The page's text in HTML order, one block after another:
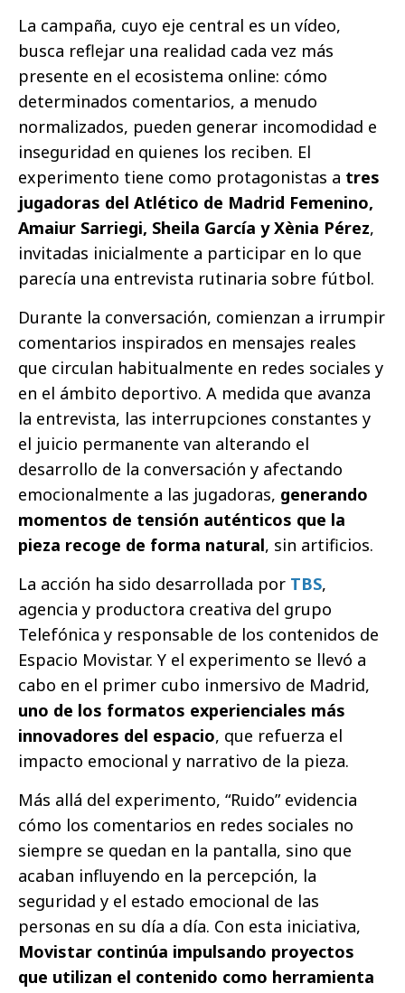
La campaña, cuyo eje central es un vídeo,
busca reflejar una realidad cada vez más
presente en el ecosistema online: cómo
determinados comentarios, a menudo
normalizados, pueden generar incomodidad e
inseguridad en quienes los reciben. El
experimento tiene como protagonistas a tres
jugadoras del Atlético de Madrid Femenino,
Amaiur Sarriegi, Sheila García y Xènia Pérez,
invitadas inicialmente a participar en lo que
parecía una entrevista rutinaria sobre fútbol.
Durante la conversación, comienzan a irrumpir
comentarios inspirados en mensajes reales
que circulan habitualmente en redes sociales y
en el ámbito deportivo. A medida que avanza
la entrevista, las interrupciones constantes y
el juicio permanente van alterando el
desarrollo de la conversación y afectando
emocionalmente a las jugadoras, generando
momentos de tensión auténticos que la
pieza recoge de forma natural, sin artificios.
La acción ha sido desarrollada por TBS,
agencia y productora creativa del grupo
Telefónica y responsable de los contenidos de
Espacio Movistar. Y el experimento se llevó a
cabo en el primer cubo inmersivo de Madrid,
uno de los formatos experienciales más
innovadores del espacio, que refuerza el
impacto emocional y narrativo de la pieza.
Más allá del experimento, “Ruido” evidencia
cómo los comentarios en redes sociales no
siempre se quedan en la pantalla, sino que
acaban influyendo en la percepción, la
seguridad y el estado emocional de las
personas en su día a día. Con esta iniciativa,
Movistar continúa impulsando proyectos
que utilizan el contenido como herramienta